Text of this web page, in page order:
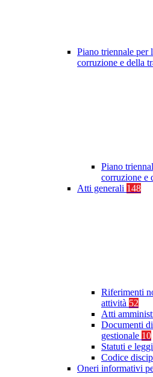
Piano triennale per
corruzione e della
Piano
corruzione e
Atti generali 148
Riferimenti
attività 52
Atti
Documenti
gestionale 10
Statuti e
Codice
Oneri informativi